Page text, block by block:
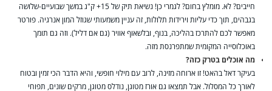
חייבים? לא. מומלץ בחום? לגמרי כן! נשיאת תיק של 15+ ק"ג במשך שבועיים-שלושה
בגבהים, תוך כדי עליות וירידות תלולות, זה עניין משמעותי שגוזל המון אנרגיה. פורטר
מאפשר לכם להתרכז בהליכה, בנוף, ובלשאוף אוויר (גם אם דליל). וזה גם תומך
באוכלוסייה המקומית שמתפרנסת מזה.
מה אוכלים בטרק כזה?
בעיקר דאל בהאט! זו ארוחה מזינה, לרוב עם מילוי חופשי, והיא הדבר הכי זמין ובטוח
לאורך כל המסלול. אבל תמצאו גם אורז מטוגן, נודלס מטוגן, מרקים שונים, תפוחי